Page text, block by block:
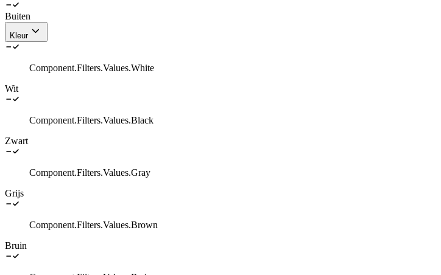
Buiten
Kleur
Component.Filters.Values.White
Wit
Component.Filters.Values.Black
Zwart
Component.Filters.Values.Gray
Grijs
Component.Filters.Values.Brown
Bruin